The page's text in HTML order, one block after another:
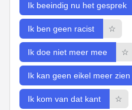
Ik beeindig nu het gesprek
Ik ben geen racist ☆
Ik doe niet meer mee ☆
Ik kan geen eikel meer zien
Ik kom van dat kant ☆